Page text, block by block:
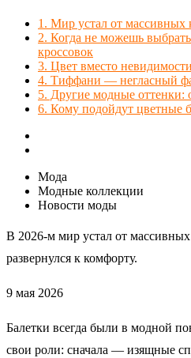
1. Мир устал от массивных
2. Когда не можешь
кроссовок
3. Цвет вместо
4. Тиффани — негласный
5. Другие модные оттенки:
6. Кому подойдут цветные
Мода
Модные коллекции
Новости моды
В 2026‑м мир устал от
развернулся к комфорту.
9 мая 2026
Балетки всегда были в модной
свои роли: сначала — изящные